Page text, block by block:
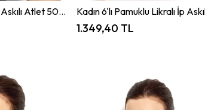
Kadın Kırmızı Çift İp Askılı Atlet 509 SİYAH JBR509.0000006
1.349,40 TL